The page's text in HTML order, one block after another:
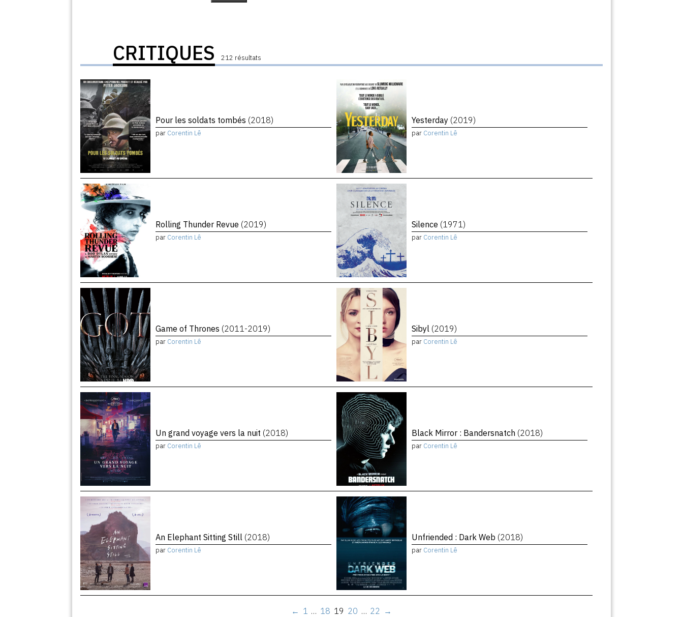
CRITIQUES 212 résultats
Pour les soldats tombés (2018)
par Corentin Lê
Yesterday (2019)
par Corentin Lê
Rolling Thunder Revue (2019)
par Corentin Lê
Silence (1971)
par Corentin Lê
Game of Thrones (2011-2019)
par Corentin Lê
Sibyl (2019)
par Corentin Lê
Un grand voyage vers la nuit (2018)
par Corentin Lê
Black Mirror : Bandersnatch (2018)
par Corentin Lê
An Elephant Sitting Still (2018)
par Corentin Lê
Unfriended : Dark Web (2018)
par Corentin Lê
← 1 … 18 19 20 … 22 →